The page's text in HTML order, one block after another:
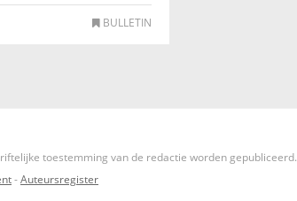
BULLETIN
toestemming van de redactie worden gepubliceerd.
-Auteursregister